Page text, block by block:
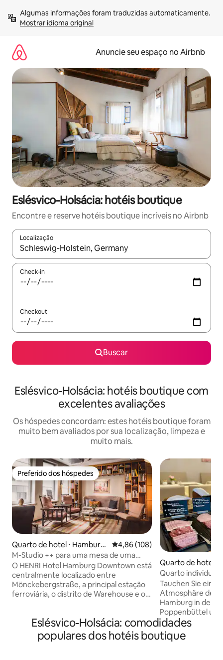
para
Mostrar idioma original
Anuncie seu espaço no Airbnb
Eslésvico-Holsácia: hotéis boutique
Encontre e reserve hotéis boutique incríveis no Airbnb
Localização
Quando os resultados estiverem disponíveis, explore-os
Check-in
Checkout
Buscar
Eslésvico-Holsácia: hotéis boutique com
excelentes avaliações
Os hóspedes concordam: estes hotéis boutique foram
muito bem avaliados por sua localização, limpeza e
muito mais.
Preferido dos hóspedes
Preferido dos hóspedes
Quarto de hotel ⋅ Hamburg
o
4,86 de uma avaliação média de
4,86 (108)
M-Studio ++ para uma mesa de uma
noite em Hamburgo
O HENRI Hotel Hamburg Downtown está
centralmente localizado entre
Mönckebergstraße, a principal estação
ferroviária, o distrito de Warehouse e o
do século. 65 estúdios, suítes, sala de
estar e o HENRI 's Spa & Gym combinam
hospitalidade animada, estilo de vida
Quarto de hotel ⋅
Quarto individual
banheiro externo
Tauchen Sie ein
Atmosphäre des
Hamburg in der
Poppenbüttel
Rückzugsort
modernen und
Doppelzimmer
Eslésvico-Holsácia: comodidades
populares dos hotéis boutique